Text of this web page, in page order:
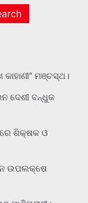
ମଞ୍ଚସ୍ଥ।
ଦେଶୀ ବନ୍ଧୁକ
ଶିକ୍ଷକ ଓ
ଉପଲକ୍ଷେ